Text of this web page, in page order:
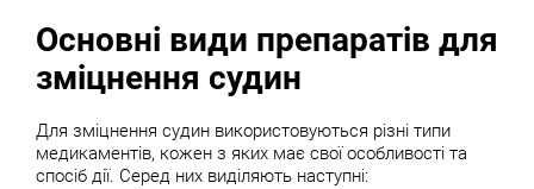
Основні види препаратів для
зміцнення судин
Для зміцнення судин використовуються різні типи
медикаментів, кожен з яких має свої особливості та
спосіб дії. Серед них виділяють наступні: